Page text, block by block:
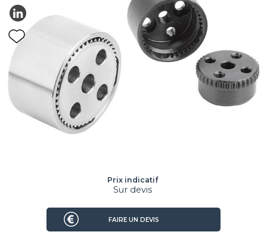
Prix indicatif
Sur devis
FAIRE UN DEVIS